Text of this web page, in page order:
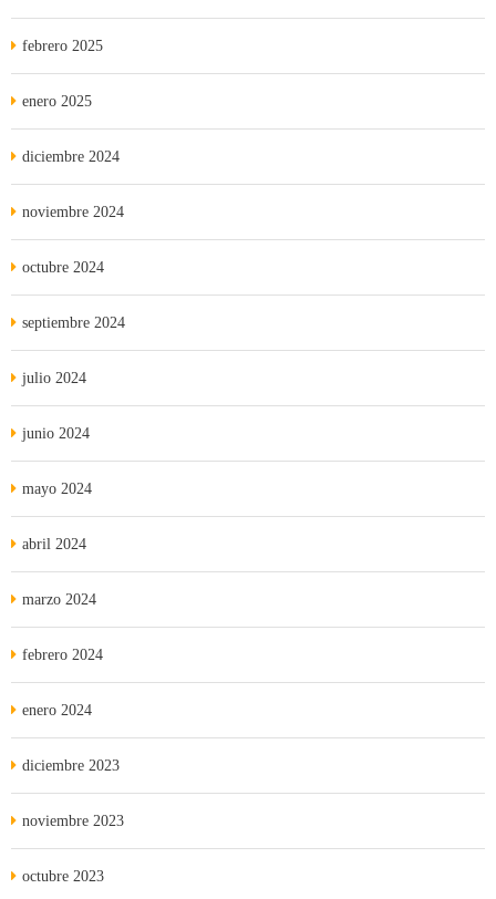
febrero 2025
enero 2025
diciembre 2024
noviembre 2024
octubre 2024
septiembre 2024
julio 2024
junio 2024
mayo 2024
abril 2024
marzo 2024
febrero 2024
enero 2024
diciembre 2023
noviembre 2023
octubre 2023